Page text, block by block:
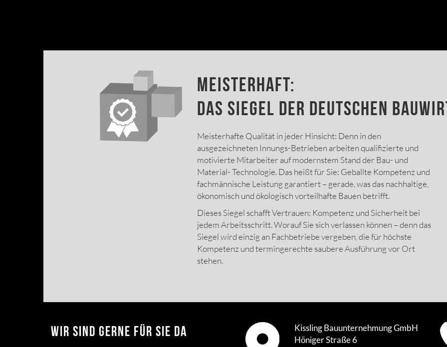
Meisterhaft:
Das Siegel der Deutschen
Meisterhafte Qualität in jeder Hinsicht: Denn in den
ausgezeichneten Innungs-Betrieben arbeiten qualifizierte und
motivierte Mitarbeiter auf modernstem Stand der Bau- und
Material- Technologie. Das heißt für Sie: Geballte Kompetenz und
fachmännische Leistung garantiert – gerade, was das nachhaltige,
ökonomisch und ökologisch vorteilhafte Bauen betrifft.
Dieses Siegel schafft Vertrauen: Kompetenz und Sicherheit bei
jedem Arbeitsschritt. Worauf Sie sich verlassen können – denn das
Siegel wird einzig an Fachbetriebe vergeben, die für höchste
Kompetenz und termingerechte saubere Ausführung vor Ort
stehen.
Wir sind gerne für Sie da
Kissling Bauunternehmung GmbH
Höniger Straße 6